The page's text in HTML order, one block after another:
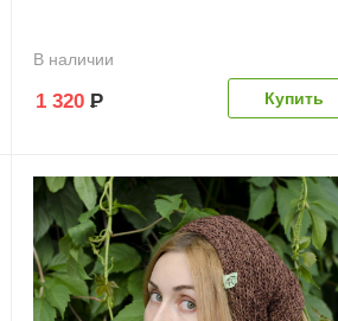
В наличии
1 320 Р